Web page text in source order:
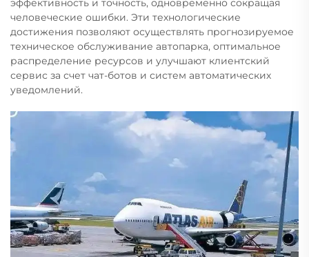
эффективность и точность, одновременно сокращая
человеческие ошибки. Эти технологические
достижения позволяют осуществлять прогнозируемое
техническое обслуживание автопарка, оптимальное
распределение ресурсов и улучшают клиентский
сервис за счет чат-ботов и систем автоматических
уведомлений.